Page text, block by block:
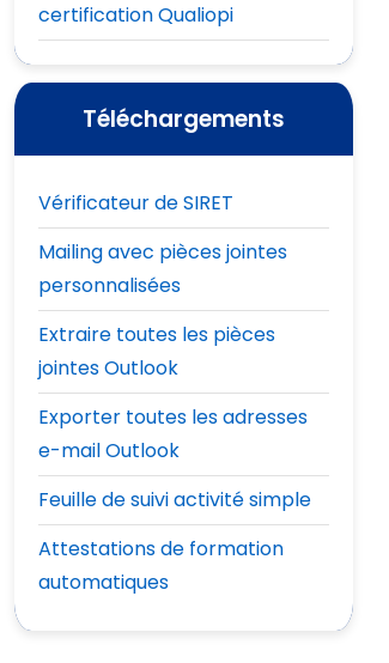
certification Qualiopi
Téléchargements
Vérificateur de SIRET
Mailing avec pièces jointes
personnalisées
Extraire toutes les pièces
jointes Outlook
Exporter toutes les adresses
e-mail Outlook
Feuille de suivi activité simple
Attestations de formation
automatiques